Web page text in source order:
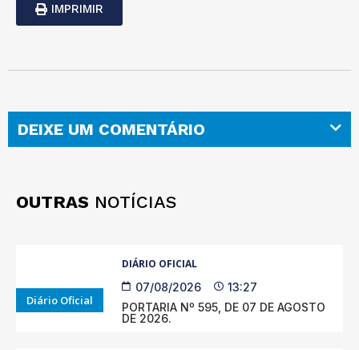
IMPRIMIR
DEIXE UM COMENTÁRIO
OUTRAS NOTÍCIAS
Diário Oficial
DIÁRIO OFICIAL
07/08/2026
13:27
PORTARIA Nº 595, DE 07 DE AGOSTO
DE 2026.